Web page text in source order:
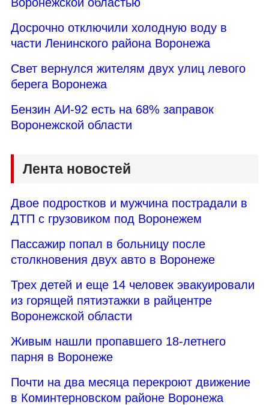
Досрочно отключили холодную воду в
части Ленинского района Воронежа
Свет вернулся жителям двух улиц левого
берега Воронежа
Бензин АИ-92 есть на 68% заправок
Воронежской области
Лента новостей
Двое подростков и мужчина пострадали в
ДТП с грузовиком под Воронежем
Пассажир попал в больницу после
столкновения двух авто в Воронеже
Трех детей и еще 14 человек эвакуировали
из горящей пятиэтажки в райцентре
Воронежской области
Живым нашли пропавшего 18-летнего
парня в Воронеже
Почти на два месяца перекроют движение
в Коминтерновском районе Воронежа